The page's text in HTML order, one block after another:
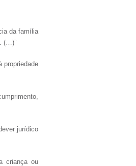
da família
(…)”
propriedade
jurídico
criança ou